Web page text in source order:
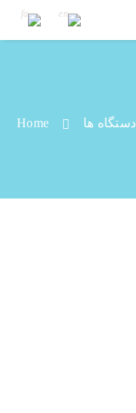
سمپلر
Home دستگاه ها